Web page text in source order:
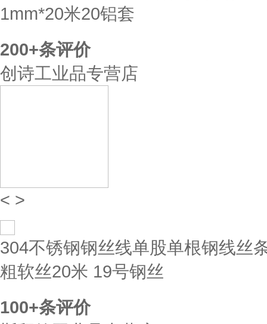
1mm*20米20铝套
200+条评价
创诗工业品专营店
< >
304不锈钢钢丝线单股单根钢线丝
粗软丝20米 19号钢丝
100+条评价